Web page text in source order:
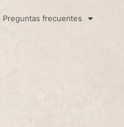
Preguntas frecuentes